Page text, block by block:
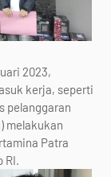
2023,
kerja, seperti
pelanggaran
melakukan
Patra
RI.